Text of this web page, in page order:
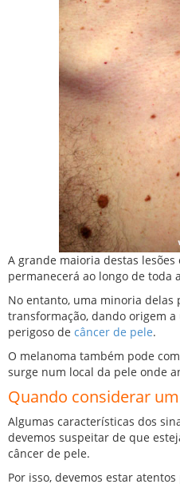
A grande maioria destas lesões
permanecerá ao longo de toda
No entanto, uma minoria delas
transformação, dando origem a
perigoso de câncer de pele.
O melanoma também pode
surge num local da pele onde
Quando considerar
Algumas características dos
devemos suspeitar de que
câncer de pele.
Por isso, devemos estar